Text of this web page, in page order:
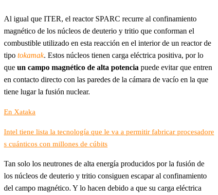
Al igual que ITER, el reactor SPARC recurre al confinamiento
magnético de los núcleos de deuterio y tritio que conforman el
combustible utilizado en esta reacción en el interior de un reactor de
tipo tokamak. Estos núcleos tienen carga eléctrica positiva, por lo
que un campo magnético de alta potencia puede evitar que entren
en contacto directo con las paredes de la cámara de vacío en la que
tiene lugar la fusión nuclear.
En Xataka
Intel tiene lista la tecnología que le va a permitir fabricar procesadore
s cuánticos con millones de cúbits
Tan solo los neutrones de alta energía producidos por la fusión de
los núcleos de deuterio y tritio consiguen escapar al confinamiento
del campo magnético. Y lo hacen debido a que su carga eléctrica